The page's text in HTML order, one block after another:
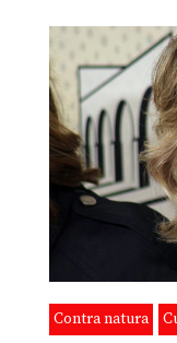
Contra natura